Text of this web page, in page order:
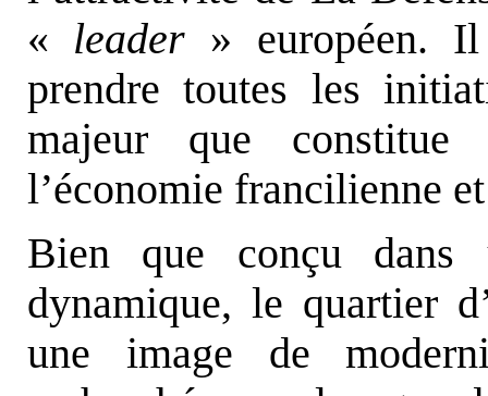
« leader » européen.
prendre toutes les
majeur que constitue
l’économie francilienne
Bien que conçu dans
dynamique, le quartier
une image de